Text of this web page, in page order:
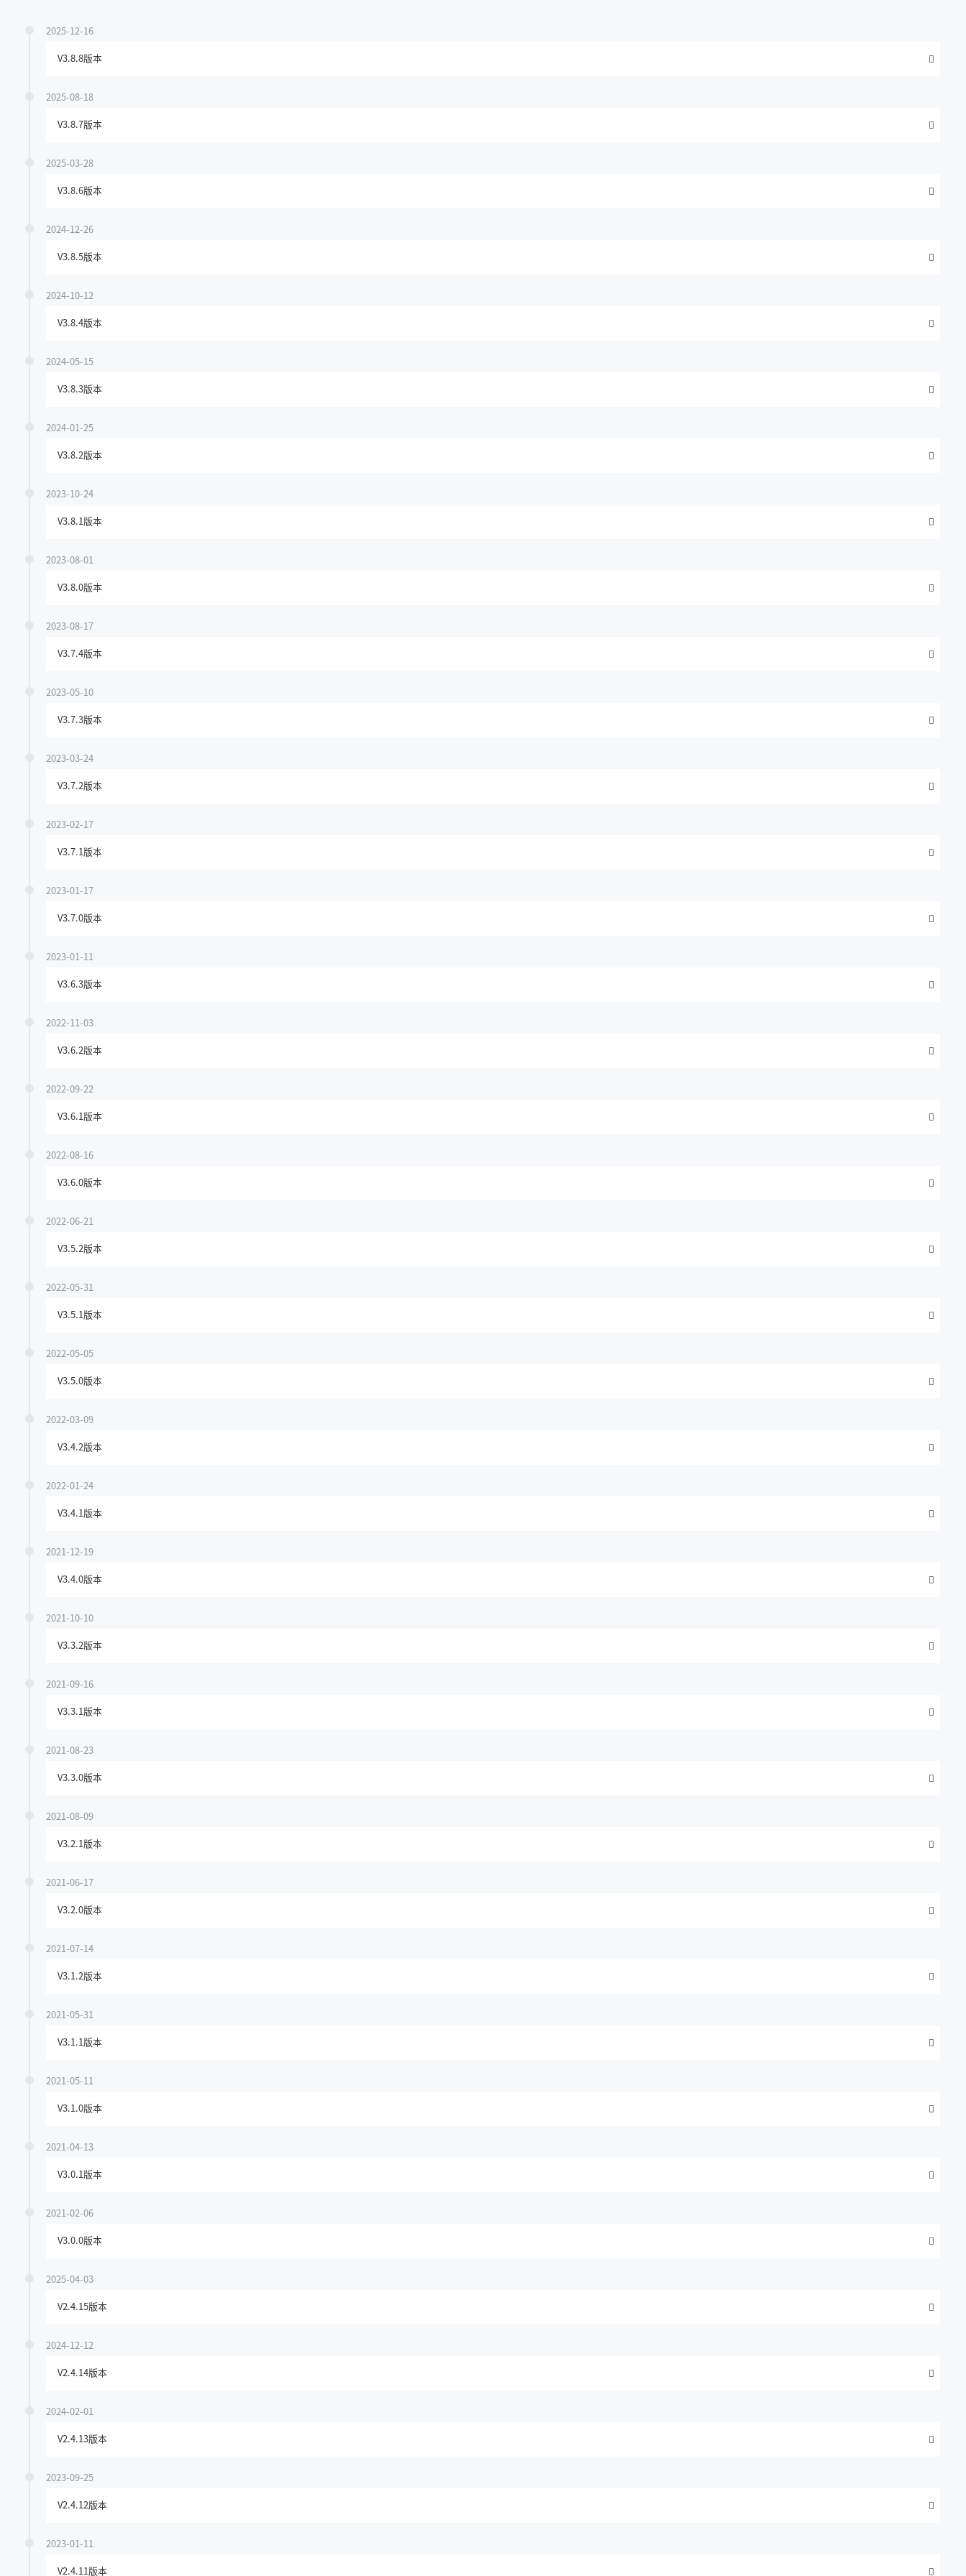
2025-12-16
V3.8.8版本
2025-08-18
V3.8.7版本
2025-03-28
V3.8.6版本
2024-12-26
V3.8.5版本
2024-10-12
V3.8.4版本
2024-05-15
V3.8.3版本
2024-01-25
V3.8.2版本
2023-10-24
V3.8.1版本
2023-08-01
V3.8.0版本
2023-08-17
V3.7.4版本
2023-05-10
V3.7.3版本
2023-03-24
V3.7.2版本
2023-02-17
V3.7.1版本
2023-01-17
V3.7.0版本
2023-01-11
V3.6.3版本
2022-11-03
V3.6.2版本
2022-09-22
V3.6.1版本
2022-08-16
V3.6.0版本
2022-06-21
V3.5.2版本
2022-05-31
V3.5.1版本
2022-05-05
V3.5.0版本
2022-03-09
V3.4.2版本
2022-01-24
V3.4.1版本
2021-12-19
V3.4.0版本
2021-10-10
V3.3.2版本
2021-09-16
V3.3.1版本
2021-08-23
V3.3.0版本
2021-08-09
V3.2.1版本
2021-06-17
V3.2.0版本
2021-07-14
V3.1.2版本
2021-05-31
V3.1.1版本
2021-05-11
V3.1.0版本
2021-04-13
V3.0.1版本
2021-02-06
V3.0.0版本
2025-04-03
V2.4.15版本
2024-12-12
V2.4.14版本
2024-02-01
V2.4.13版本
2023-09-25
V2.4.12版本
2023-01-11
V2.4.11版本